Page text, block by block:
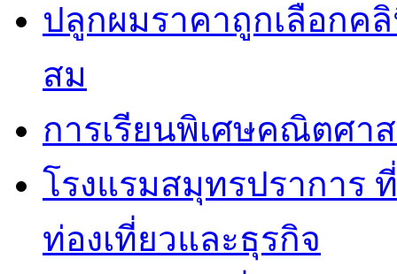
ปลูกผมราคาถูกเลือกค
สม
การเรียนพิเศษคณิตศ
โรงแรมสมุทรปราการ
ท่องเที่ยวและธุรกิจ